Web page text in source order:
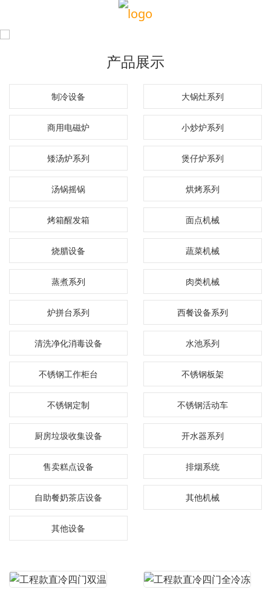
产品展示
制冷设备 大锅灶系列
商用电磁炉 小炒炉系列
矮汤炉系列 煲仔炉系列
汤锅摇锅 烘烤系列
烤箱醒发箱 面点机械
烧腊设备 蔬菜机械
蒸煮系列 肉类机械
炉拼台系列 西餐设备系列
清洗净化消毒设备 水池系列
不锈钢工作柜台 不锈钢板架
不锈钢定制 不锈钢活动车
厨房垃圾收集设备 开水器系列
售卖糕点设备 排烟系统
自助餐奶茶店设备 其他机械
其他设备